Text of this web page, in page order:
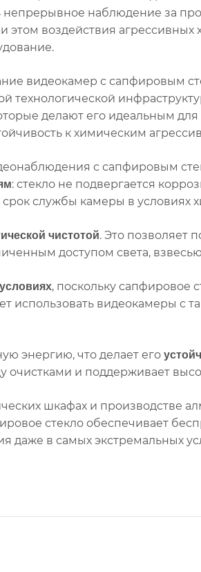
непрерывное наблюдение за
этом воздействия агрессивных
видеокамер с сапфировым
технологической
делают его идеальным
к химическим
с сапфировым
: стекло не подвергается
срок службы камеры в
чистотой. Это позволяет
доступом света, взвесью
, поскольку сапфировое
использовать видеокамеры с
энергию, что делает его
очистками и поддерживает
шкафах и производстве
стекло обеспечивает
даже в самых экстремальных